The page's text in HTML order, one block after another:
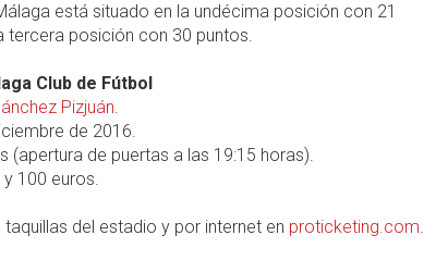
está situado en la undécima posición con 21
tercera posición con 30 puntos.
Club de Fútbol
Pizjuán.
de 2016.
(apertura de puertas a las 19:15 horas).
100 euros.
del estadio y por internet en proticketing.com.